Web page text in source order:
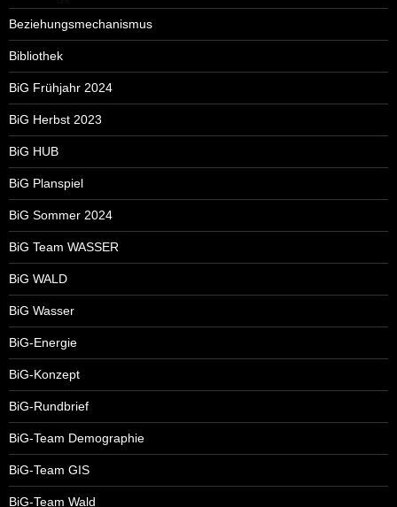
Beziehungsmechanismus
Bibliothek
BiG Frühjahr 2024
BiG Herbst 2023
BiG HUB
BiG Planspiel
BiG Sommer 2024
BiG Team WASSER
BiG WALD
BiG Wasser
BiG-Energie
BiG-Konzept
BiG-Rundbrief
BiG-Team Demographie
BiG-Team GIS
BiG-Team Wald